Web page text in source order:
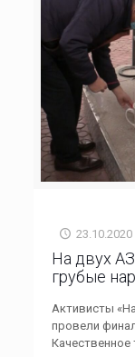
23.10.2020
На двух
грубые
Активисты
провели
Качественное